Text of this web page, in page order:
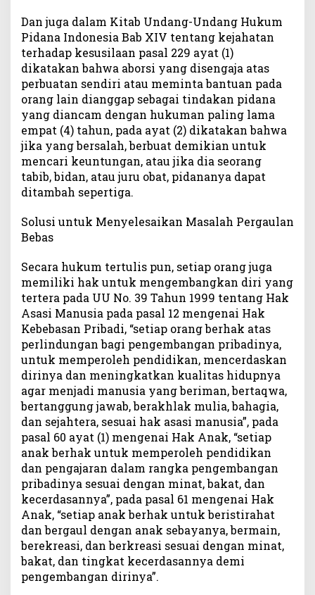
Dan juga dalam Kitab Undang-Undang Hukum
Pidana Indonesia Bab XIV tentang kejahatan
terhadap kesusilaan pasal 229 ayat (1)
dikatakan bahwa aborsi yang disengaja atas
perbuatan sendiri atau meminta bantuan pada
orang lain dianggap sebagai tindakan pidana
yang diancam dengan hukuman paling lama
empat (4) tahun, pada ayat (2) dikatakan bahwa
jika yang bersalah, berbuat demikian untuk
mencari keuntungan, atau jika dia seorang
tabib, bidan, atau juru obat, pidananya dapat
ditambah sepertiga.
Solusi untuk Menyelesaikan Masalah Pergaulan
Bebas
Secara hukum tertulis pun, setiap orang juga
memiliki hak untuk mengembangkan diri yang
tertera pada UU No. 39 Tahun 1999 tentang Hak
Asasi Manusia pada pasal 12 mengenai Hak
Kebebasan Pribadi, “setiap orang berhak atas
perlindungan bagi pengembangan pribadinya,
untuk memperoleh pendidikan, mencerdaskan
dirinya dan meningkatkan kualitas hidupnya
agar menjadi manusia yang beriman, bertaqwa,
bertanggung jawab, berakhlak mulia, bahagia,
dan sejahtera, sesuai hak asasi manusia”, pada
pasal 60 ayat (1) mengenai Hak Anak, “setiap
anak berhak untuk memperoleh pendidikan
dan pengajaran dalam rangka pengembangan
pribadinya sesuai dengan minat, bakat, dan
kecerdasannya”, pada pasal 61 mengenai Hak
Anak, “setiap anak berhak untuk beristirahat
dan bergaul dengan anak sebayanya, bermain,
berekreasi, dan berkreasi sesuai dengan minat,
bakat, dan tingkat kecerdasannya demi
pengembangan dirinya”.